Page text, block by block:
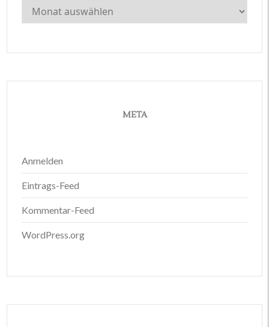
Archiv
META
Anmelden
Eintrags-Feed
Kommentar-Feed
WordPress.org